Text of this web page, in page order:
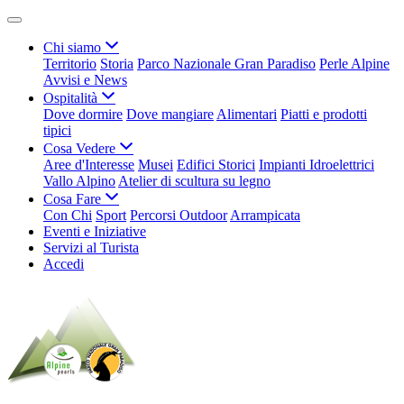
Chi siamo
Territorio Storia Parco Nazionale Gran Paradiso Perle Alpine
Avvisi e News
Ospitalità
Dove dormire Dove mangiare Alimentari Piatti e prodotti
tipici
Cosa Vedere
Aree d'Interesse Musei Edifici Storici Impianti Idroelettrici
Vallo Alpino Atelier di scultura su legno
Cosa Fare
Con Chi Sport Percorsi Outdoor Arrampicata
Eventi e Iniziative
Servizi al Turista
Accedi